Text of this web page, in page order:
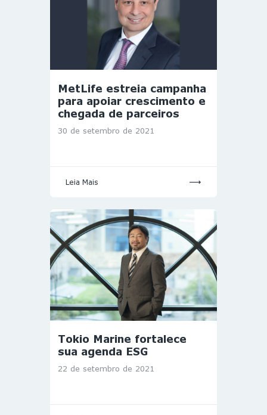
MetLife estreia campanha
para apoiar crescimento e
chegada de parceiros
30 de setembro de 2021
Leia Mais
Tokio Marine fortalece
sua agenda ESG
22 de setembro de 2021